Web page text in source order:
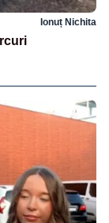
Ionuț Nichita